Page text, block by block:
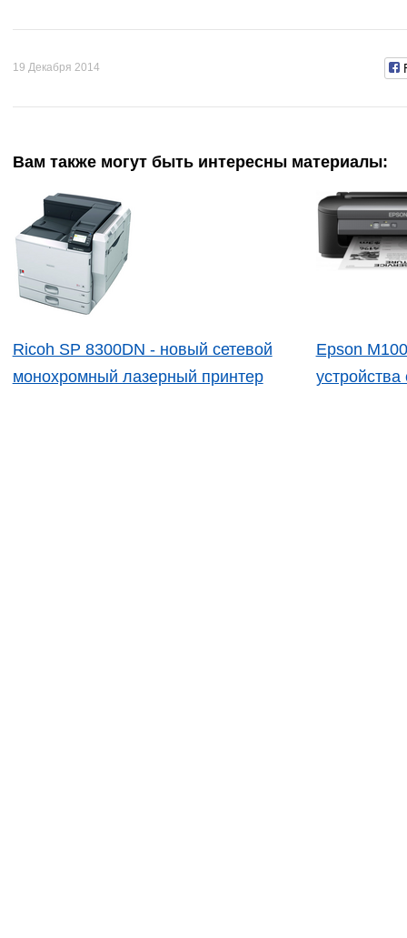
19 Декабря 2014
Вам также могут быть интересны материалы:
Ricoh SP 8300DN - новый сетевой
монохромный лазерный принтер
Epson